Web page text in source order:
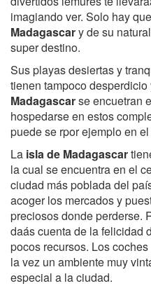
imagiando ver. Solo hay
Madagascary de su
super destino.
Sus playas desiertas y
tienen tampoco
Madagascarse encuetran
hospedarse en estos
puede se rpor ejemplo en
La isla de Madagascar
la cual se encuentra en el
ciudad más poblada del
acoger los mercados y
preciosos donde perderse.
daás cuenta de la felicidad
pocos recursos. Los
la vez un ambiente muy
especial a la ciudad.